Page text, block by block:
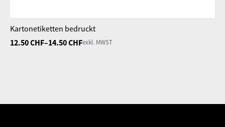
Kartonetiketten bedruckt
12.50CHF–14.50CHF
Preisspanne:
exkl. MWST